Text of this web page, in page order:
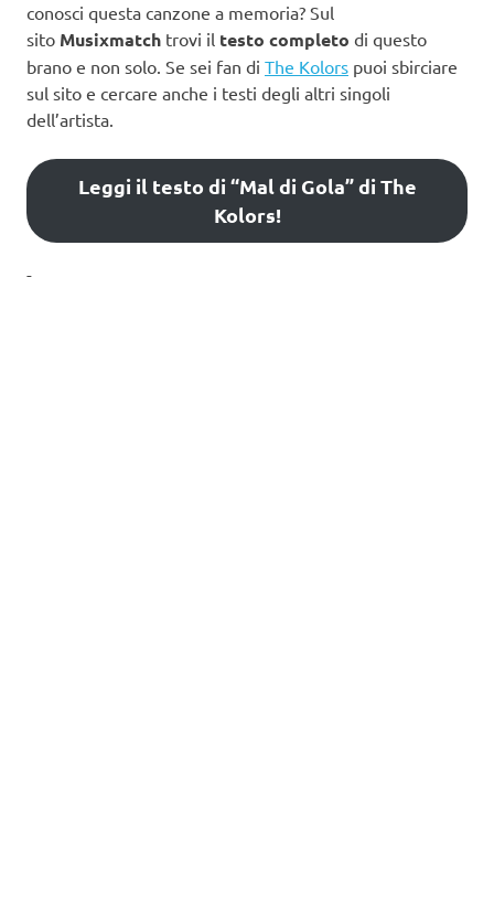
conosci questa canzone a memoria? Sul
sito Musixmatch trovi il testo completo di questo
brano e non solo. Se sei fan di The Kolors puoi sbirciare
sul sito e cercare anche i testi degli altri singoli
dell’artista.
Leggi il testo di “Mal di Gola” di The
Kolors!
-